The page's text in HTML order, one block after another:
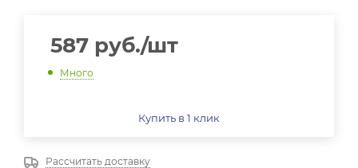
587 руб./шт
Много
Купить в 1 клик
Рассчитать доставку